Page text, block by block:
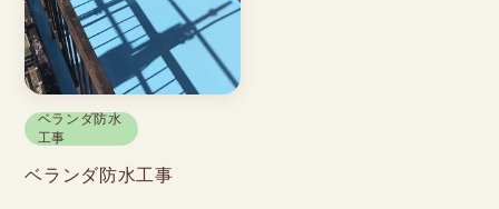
ベランダ防水
工事
ベランダ防水工事